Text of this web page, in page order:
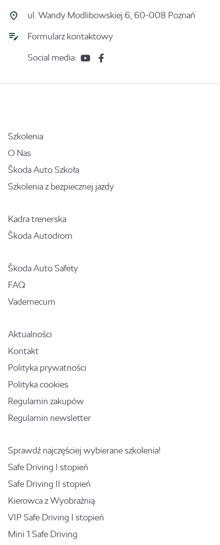
ul. Wandy Modlibowskiej 6, 60-008 Poznań
Formularz kontaktowy
Social media:
Szkolenia
O Nas
Škoda Auto Szkoła
Szkolenia z bezpiecznej jazdy
Kadra trenerska
Škoda Autodrom
Škoda Auto Safety
FAQ
Vademecum
Aktualności
Kontakt
Polityka prywatności
Polityka cookies
Regulamin zakupów
Regulamin newsletter
Sprawdź najczęściej wybierane szkolenia!
Safe Driving I stopień
Safe Driving II stopień
Kierowca z Wyobraźnią
VIP Safe Driving I stopień
Mini 1 Safe Driving